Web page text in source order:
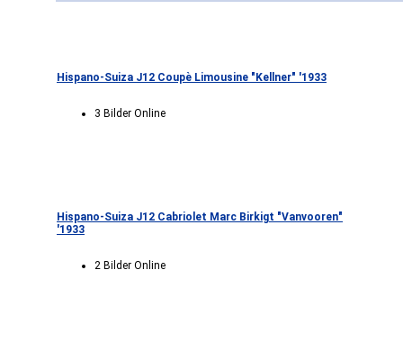
Hispano-Suiza J12 Coupè Limousine "Kellner" '1933
3 Bilder Online
Hispano-Suiza J12 Cabriolet Marc Birkigt "Vanvooren"
'1933
2 Bilder Online